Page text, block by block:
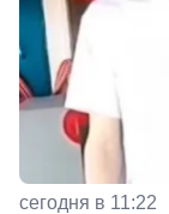
сегодня в 11:22